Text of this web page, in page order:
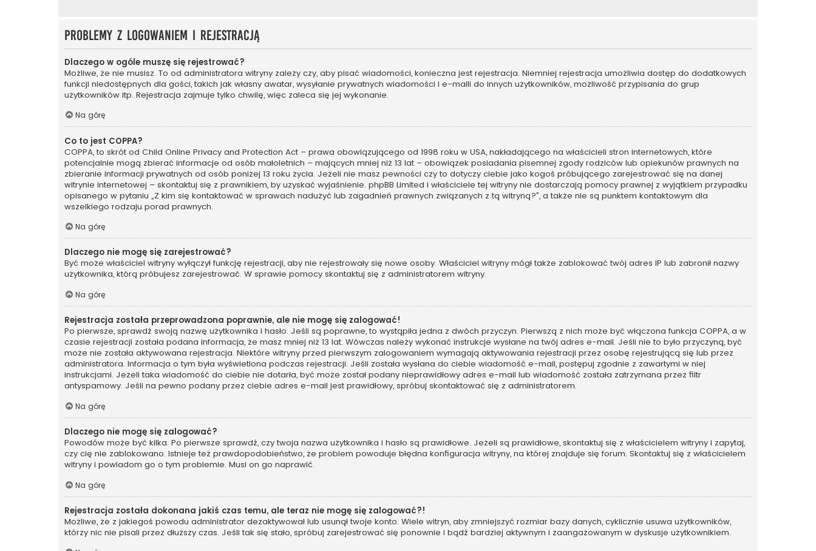
Problemy z logowaniem i rejestracją
Dlaczego w ogóle muszę się rejestrować?
Możliwe, że nie musisz. To od administratora witryny zależy czy, aby pisać wiadomości, konieczna jest rejestracja. Niemniej rejestracja umożliwia dostęp do dodatkowych
funkcji niedostępnych dla gości, takich jak własny awatar, wysyłanie prywatnych wiadomości i e-maili do innych użytkowników, możliwość przypisania do grup
użytkowników itp. Rejestracja zajmuje tylko chwilę, więc zaleca się jej wykonanie.
Na górę
Co to jest COPPA?
COPPA, to skrót od Child Online Privacy and Protection Act – prawa obowiązującego od 1998 roku w USA, nakładającego na właścicieli stron internetowych, które
potencjalnie mogą zbierać informacje od osób małoletnich – mających mniej niż 13 lat – obowiązek posiadania pisemnej zgody rodziców lub opiekunów prawnych na
zbieranie informacji prywatnych od osób poniżej 13 roku życia. Jeżeli nie masz pewności czy to dotyczy ciebie jako kogoś próbującego zarejestrować się na danej
witrynie internetowej – skontaktuj się z prawnikiem, by uzyskać wyjaśnienie. phpBB Limited i właściciele tej witryny nie dostarczają pomocy prawnej z wyjątkiem przypadku
opisanego w pytaniu „Z kim się kontaktować w sprawach nadużyć lub zagadnień prawnych związanych z tą witryną?”, a także nie są punktem kontaktowym dla
wszelkiego rodzaju porad prawnych.
Na górę
Dlaczego nie mogę się zarejestrować?
Być może właściciel witryny wyłączył funkcję rejestracji, aby nie rejestrowały się nowe osoby. Właściciel witryny mógł także zablokować twój adres IP lub zabronił nazwy
użytkownika, którą próbujesz zarejestrować. W sprawie pomocy skontaktuj się z administratorem witryny.
Na górę
Rejestracja została przeprowadzona poprawnie, ale nie mogę się zalogować!
Po pierwsze, sprawdź swoją nazwę użytkownika i hasło. Jeśli są poprawne, to wystąpiła jedna z dwóch przyczyn. Pierwszą z nich może być włączona funkcja COPPA, a w
czasie rejestracji została podana informacja, że masz mniej niż 13 lat. Wówczas należy wykonać instrukcje wysłane na twój adres e-mail. Jeśli nie to było przyczyną, być
może nie została aktywowana rejestracja. Niektóre witryny przed pierwszym zalogowaniem wymagają aktywowania rejestracji przez osobę rejestrującą się lub przez
administratora. Informacja o tym była wyświetlona podczas rejestracji. Jeśli została wysłana do ciebie wiadomość e-mail, postępuj zgodnie z zawartymi w niej
instrukcjami. Jeżeli taka wiadomość do ciebie nie dotarła, być może został podany nieprawidłowy adres e-mail lub wiadomość została zatrzymana przez filtr
antyspamowy. Jeśli na pewno podany przez ciebie adres e-mail jest prawidłowy, spróbuj skontaktować się z administratorem.
Na górę
Dlaczego nie mogę się zalogować?
Powodów może być kilka. Po pierwsze sprawdź, czy twoja nazwa użytkownika i hasło są prawidłowe. Jeżeli są prawidłowe, skontaktuj się z właścicielem witryny i zapytaj,
czy cię nie zablokowano. Istnieje też prawdopodobieństwo, że problem powoduje błędna konfiguracja witryny, na której znajduje się forum. Skontaktuj się z właścicielem
witryny i powiadom go o tym problemie. Musi on go naprawić.
Na górę
Rejestracja została dokonana jakiś czas temu, ale teraz nie mogę się zalogować?!
Możliwe, że z jakiegoś powodu administrator dezaktywował lub usunął twoje konto. Wiele witryn, aby zmniejszyć rozmiar bazy danych, cyklicznie usuwa użytkowników,
którzy nic nie pisali przez dłuższy czas. Jeśli tak się stało, spróbuj zarejestrować się ponownie i bądź bardziej aktywnym i zaangażowanym w dyskusje użytkownikiem.